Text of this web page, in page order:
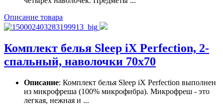
Описание товара
Комплект белья Sleep iX Perfection, 2-
спальный, наволочки 70х70
Описание: Комплект белья Sleep iX Perfection выполнен
из микрофреша (100% микрофибра). Микрофреш - это
легкая, нежная и ...